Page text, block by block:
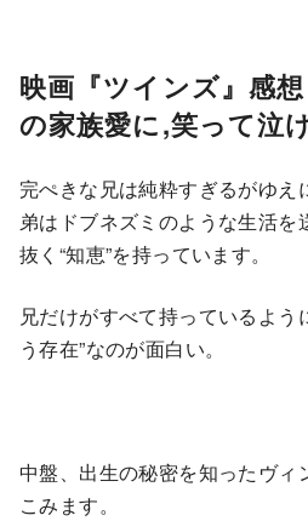
映画『ツインズ』感
の家族愛に,笑って泣
完ぺきな兄は純粋すぎるがゆえ
弟はドブネズミのような生活を
抜く“知恵”を持っています。
兄だけがすべて持っているよう
う存在”なのが面白い。
中盤、出生の秘密を知ったヴィ
こみます。